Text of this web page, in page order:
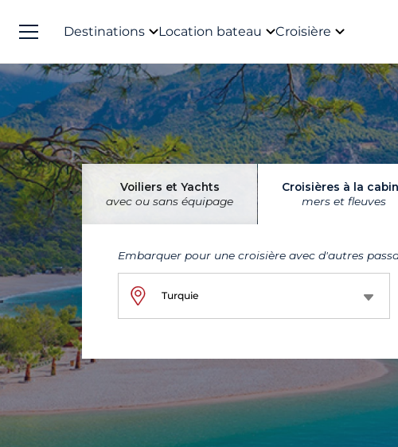
Destinations Location bateau Croisière
Voiliers et Yachts
avec ou sans équipage
Croisières à la
mers et fleuves
Embarquer pour une croisière avec d'autres
Turquie